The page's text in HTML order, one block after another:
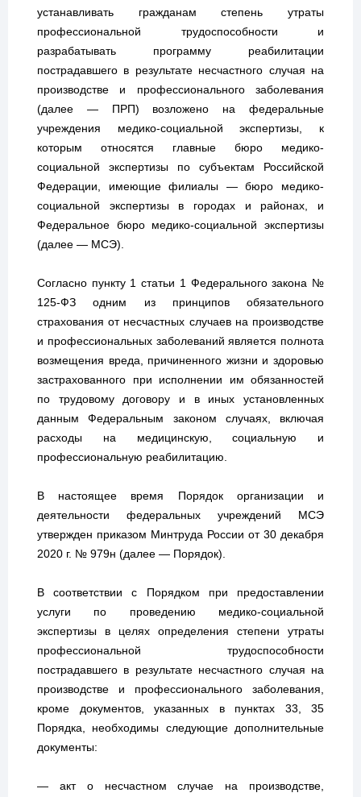
устанавливать гражданам степень утраты
профессиональной трудоспособности и
разрабатывать программу реабилитации
пострадавшего в результате несчастного случая на
производстве и профессионального заболевания
(далее — ПРП) возложено на федеральные
учреждения медико-социальной экспертизы, к
которым относятся главные бюро медико-
социальной экспертизы по субъектам Российской
Федерации, имеющие филиалы — бюро медико-
социальной экспертизы в городах и районах, и
Федеральное бюро медико-социальной экспертизы
(далее — МСЭ).
Согласно пункту 1 статьи 1 Федерального закона №
125-ФЗ одним из принципов обязательного
страхования от несчастных случаев на производстве
и профессиональных заболеваний является полнота
возмещения вреда, причиненного жизни и здоровью
застрахованного при исполнении им обязанностей
по трудовому договору и в иных установленных
данным Федеральным законом случаях, включая
расходы на медицинскую, социальную и
профессиональную реабилитацию.
В настоящее время Порядок организации и
деятельности федеральных учреждений МСЭ
утвержден приказом Минтруда России от 30 декабря
2020 г. № 979н (далее — Порядок).
В соответствии с Порядком при предоставлении
услуги по проведению медико-социальной
экспертизы в целях определения степени утраты
профессиональной трудоспособности
пострадавшего в результате несчастного случая на
производстве и профессионального заболевания,
кроме документов, указанных в пунктах 33, 35
Порядка, необходимы следующие дополнительные
документы:
— акт о несчастном случае на производстве,